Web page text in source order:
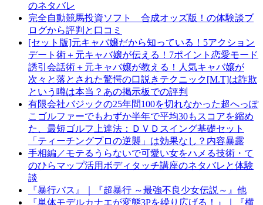
のネタバレ
完全自動競馬投資ソフト 合成オッズ版！の体験談ブ
ログから評判と口コミ
[セット版]元キャバ嬢だから知っている！5アクション
デート術＋元キャバ嬢が伝える！7ポイント恋愛モード
誘引会話術＋元キャバ嬢が教える！人気キャバ嬢が
次々と落とされた驚愕の口説きテクニック[M.T]は詐欺
という噂は本当？あの掲示板での評判
有限会社バジックの25年間100を切れなかった超へっぽ
こゴルファーでもわずか半年で平均30もスコアを縮め
た、最短ゴルフ上達法：ＤＶＤスイング基礎セット
「ティーチングプロの逆襲」は効果なし？内容暴露
手相編／モテるうらないで可愛い女をハメる技術・て
のひらマップ活用ボディタッチ講座のネタバレと体験
談
『暴行バス』｜『超暴行 ～最強不良少女伝説～』他
『単体モデルカナエが変態3Pを繰り広げる！』｜『横